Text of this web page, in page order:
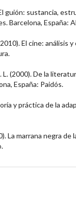
guión: sustancia,
Barcelona, España:
El cine: análisis
L. (2000). De la
España: Paidós.
y práctica de la
La marrana negra